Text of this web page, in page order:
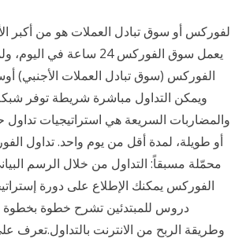
الفوركس (سوق تبادل العملات الأجنبي)
ويمكن التداول مباشرة شريطة توفر
والمضاربات السريعة هي استراتيجيات
أو طويلة، لمدة أقل من يوم واحد. تداول
محمّلة مسبقاً: التداول من خلال الرسم
الفوركس يمكنك الإطلاع على دورة
دروس للمبتدئين تشرح خطوة